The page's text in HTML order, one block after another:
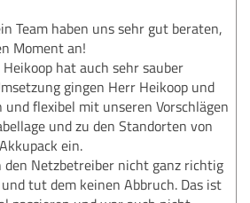
Team haben uns sehr gut beraten,
Moment an!
hat auch sehr sauber
gingen Herr Heikoop und
und flexibel mit unseren Vorschlägen
und zu den Standorten von
ein.
den Netzbetreiber nicht ganz richtig
tut dem keinen Abbruch. Das ist